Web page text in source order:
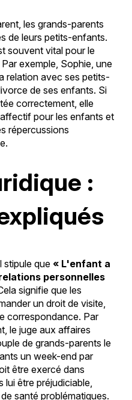
les grands-parents
de leurs petits-enfants.
souvent vital pour le
exemple, Sophie, une
relation avec ses petits-
de ses enfants. Si
correctement, elle
pour les enfants et
répercussions
:
stipule que « L'enfant a
personnelles
signifie que les
un droit de visite,
correspondance. Par
le juge aux affaires
de grands-parents le
un week-end par
être exercé dans
être préjudiciable,
santé problématiques.